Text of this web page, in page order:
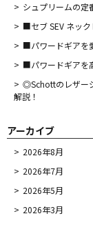
シュプリームの定
■セブ SEV ネッ
■パワードギアを
■パワードギアを
◎Schottのレザー
解説！
アーカイブ
2026年8月
2026年7月
2026年5月
2026年3月